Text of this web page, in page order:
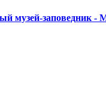
музей-заповедник -